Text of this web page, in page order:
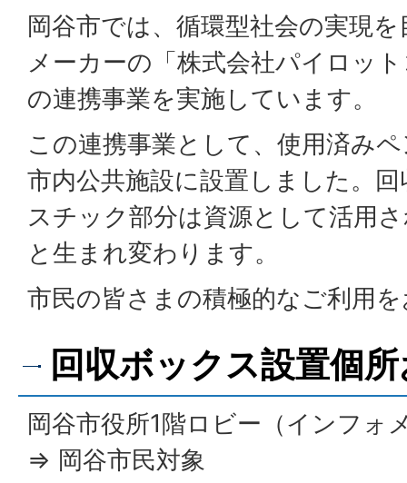
岡谷市では、循環型社会の実現
メーカーの「株式会社パイロッ
の連携事業を実施しています。
この連携事業として、使用済み
市内公共施設に設置しました。
スチック部分は資源として活用
と生まれ変わります。
市民の皆さまの積極的なご利用
回収ボックス設置個
岡谷市役所1階ロビー（インフォ
⇒ 岡谷市民対象